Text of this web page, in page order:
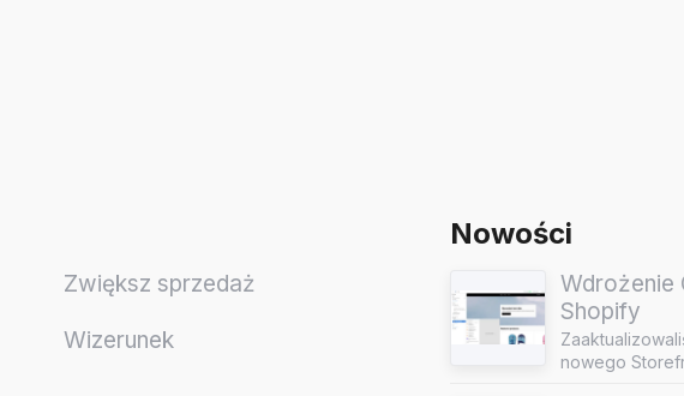
Zwiększ sprzedaż
Wizerunek
Nowości
Wdrożenie
Shopify
nowego